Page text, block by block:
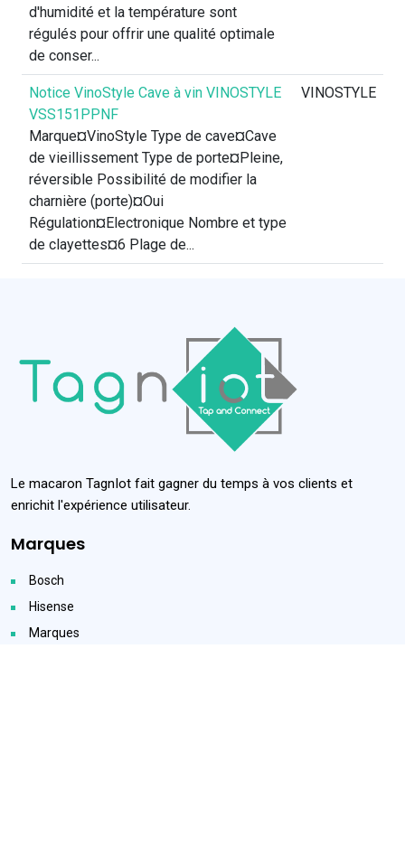
d'humidité et la température sont
régulés pour offrir une qualité optimale
de conser...
Notice VinoStyle Cave à vin VINOSTYLE
VSS151PPNF
Marque¤VinoStyle Type de cave¤Cave
de vieillissement Type de porte¤Pleine,
réversible Possibilité de modifier la
charnière (porte)¤Oui
Régulation¤Electronique Nombre et type
de clayettes¤6 Plage de...
VINOSTYLE
Le macaron TagnIot fait gagner du temps à vos clients et
enrichit l'expérience utilisateur.
Marques
Bosch
Hisense
Marques